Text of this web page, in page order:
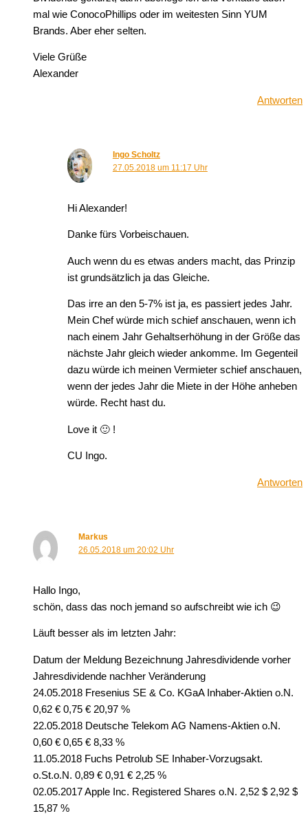
mal wie ConocoPhillips oder im weitesten Sinn YUM
Brands. Aber eher selten.
Viele Grüße
Alexander
Antworten
Ingo Scholtz
27.05.2018 um 11:17 Uhr
Hi Alexander!
Danke fürs Vorbeischauen.
Auch wenn du es etwas anders macht, das Prinzip
ist grundsätzlich ja das Gleiche.
Das irre an den 5-7% ist ja, es passiert jedes Jahr.
Mein Chef würde mich schief anschauen, wenn ich
nach einem Jahr Gehaltserhöhung in der Größe das
nächste Jahr gleich wieder ankomme. Im Gegenteil
dazu würde ich meinen Vermieter schief anschauen,
wenn der jedes Jahr die Miete in der Höhe anheben
würde. Recht hast du.
Love it 🙂 !
CU Ingo.
Antworten
Markus
26.05.2018 um 20:02 Uhr
Hallo Ingo,
schön, dass das noch jemand so aufschreibt wie ich 😉
Läuft besser als im letzten Jahr:
Datum der Meldung Bezeichnung Jahresdividende vorher
Jahresdividende nachher Veränderung
24.05.2018 Fresenius SE & Co. KGaA Inhaber-Aktien o.N.
0,62 € 0,75 € 20,97 %
22.05.2018 Deutsche Telekom AG Namens-Aktien o.N.
0,60 € 0,65 € 8,33 %
11.05.2018 Fuchs Petrolub SE Inhaber-Vorzugsakt.
o.St.o.N. 0,89 € 0,91 € 2,25 %
02.05.2017 Apple Inc. Registered Shares o.N. 2,52 $ 2,92 $
15,87 %